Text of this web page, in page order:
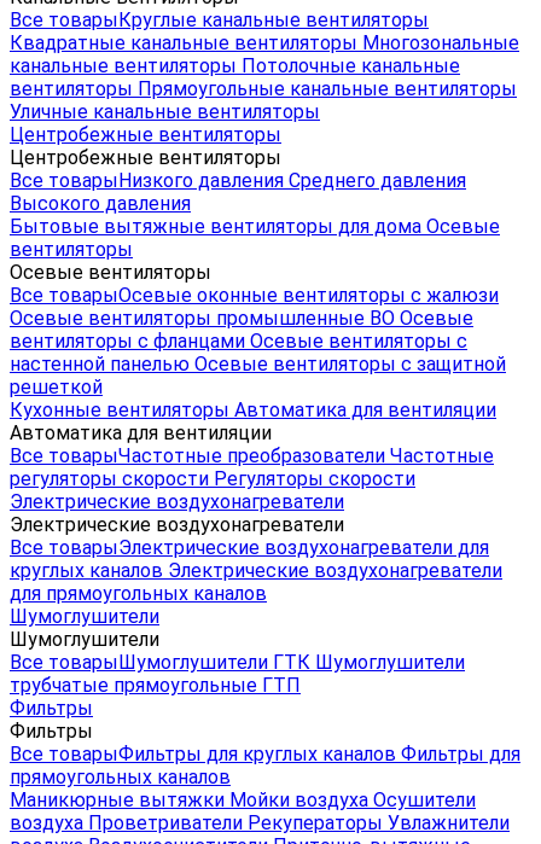
Все товарыКруглые канальные вентиляторы
Квадратные канальные вентиляторы Многозональные
канальные вентиляторы Потолочные канальные
вентиляторы Прямоугольные канальные вентиляторы
Уличные канальные вентиляторы
Центробежные вентиляторы
Центробежные вентиляторы
Все товарыНизкого давления Среднего давления
Высокого давления
Бытовые вытяжные вентиляторы для дома Осевые
вентиляторы
Осевые вентиляторы
Все товарыОсевые оконные вентиляторы с жалюзи
Осевые вентиляторы промышленные ВО Осевые
вентиляторы с фланцами Осевые вентиляторы с
настенной панелью Осевые вентиляторы с защитной
решеткой
Кухонные вентиляторы Автоматика для вентиляции
Автоматика для вентиляции
Все товарыЧастотные преобразователи Частотные
регуляторы скорости Регуляторы скорости
Электрические воздухонагреватели
Электрические воздухонагреватели
Все товарыЭлектрические воздухонагреватели для
круглых каналов Электрические воздухонагреватели
для прямоугольных каналов
Шумоглушители
Шумоглушители
Все товарыШумоглушители ГТК Шумоглушители
трубчатые прямоугольные ГТП
Фильтры
Фильтры
Все товарыФильтры для круглых каналов Фильтры для
прямоугольных каналов
Маникюрные вытяжки Мойки воздуха Осушители
воздуха Проветриватели Рекуператоры Увлажнители